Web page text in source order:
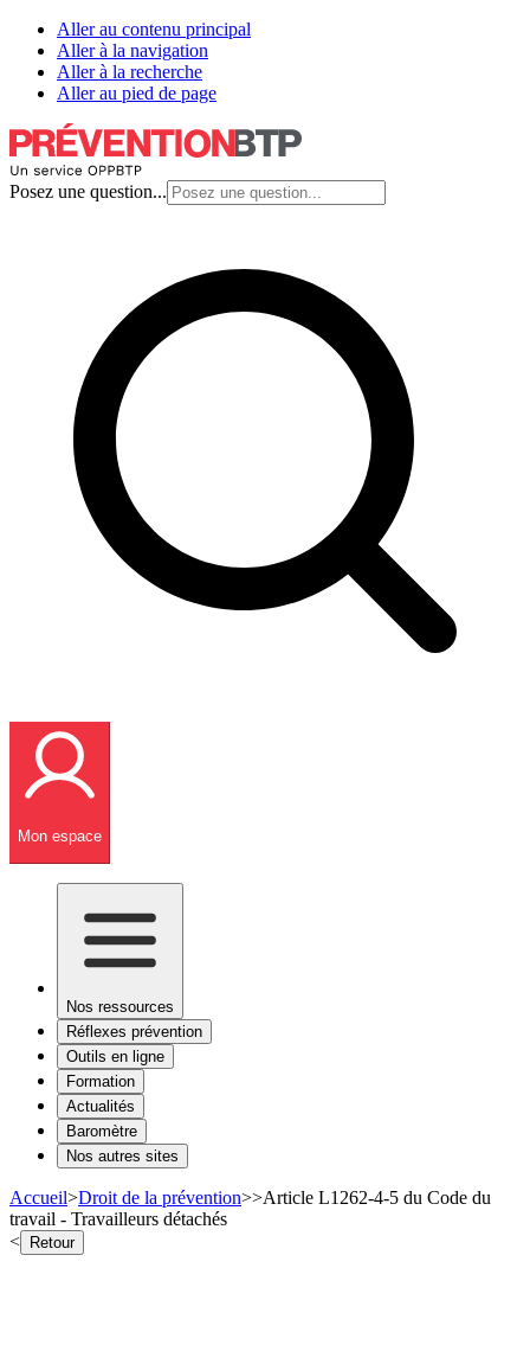
Aller au contenu principal
Aller à la navigation
Aller à la recherche
Aller au pied de page
Posez une question...
Mon espace
Nos ressources
Réflexes prévention
Outils en ligne
Formation
Actualités
Baromètre
Nos autres sites
Accueil>Droit de la prévention>>Article L1262-4-5 du Code du
travail - Travailleurs détachés
< Retour